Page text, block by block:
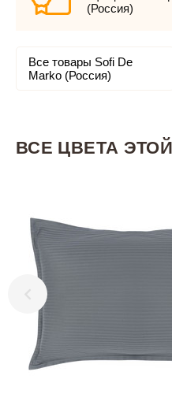
(Россия)
Все товары Sofi De
Marko (Россия)
ВСЕ ЦВЕТА